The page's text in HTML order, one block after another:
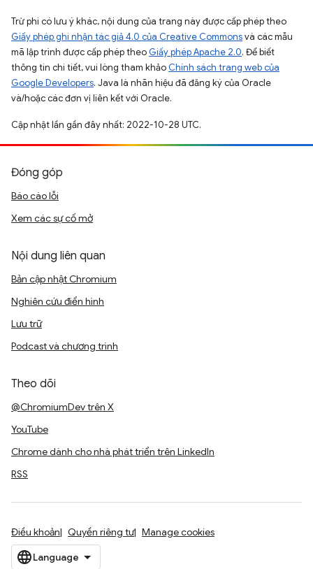
Trừ phi có lưu ý khác, nội dung của trang này được cấp phép theo
Giấy phép ghi nhận tác giả 4.0 của Creative Commonsvà các mẫu
mã lập trình được cấp phép theo Giấy phép Apache 2.0. Để biết
thông tin chi tiết, vui lòng tham khảo Chính sách trang web của
Google Developers. Java là nhãn hiệu đã đăng ký của Oracle
và/hoặc các đơn vị liên kết với Oracle.
Cập nhật lần gần đây nhất: 2022-10-28 UTC.
Đóng góp
Báo cáo lỗi
Xem các sự cố mở
Nội dung liên quan
Bản cập nhật Chromium
Nghiên cứu điển hình
Lưu trữ
Podcast và chương trình
Theo dõi
@ChromiumDev trên X
YouTube
Chrome dành cho nhà phát triển trên LinkedIn
RSS
Điều khoản Quyền riêng tư Manage cookies